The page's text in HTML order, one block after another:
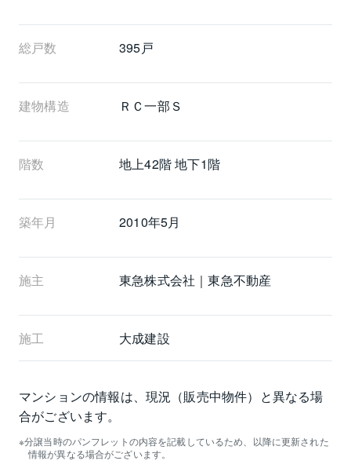
総戸数 395戸
建物構造 ＲＣ一部Ｓ
階数 地上42階 地下1階
築年月 2010年5月
施主 東急株式会社｜東急不動産
施工 大成建設
マンションの情報は、現況（販売中物件）と異なる場
合がございます。
分譲当時のパンフレットの内容を記載しているため、以降に更新された
情報が異なる場合がございます。